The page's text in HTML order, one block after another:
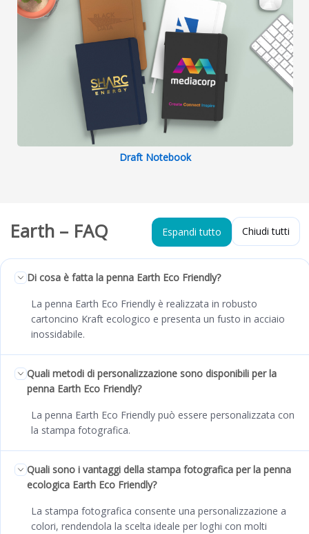
Draft Notebook
Earth – FAQ Espandi tutto Chiudi tutti
Di cosa è fatta la penna Earth Eco Friendly?
La penna Earth Eco Friendly è realizzata in robusto
cartoncino Kraft ecologico e presenta un fusto in acciaio
inossidabile.
Quali metodi di personalizzazione sono disponibili per la
penna Earth Eco Friendly?
La penna Earth Eco Friendly può essere personalizzata con
la stampa fotografica.
Quali sono i vantaggi della stampa fotografica per la penna
ecologica Earth Eco Friendly?
La stampa fotografica consente una personalizzazione a
colori, rendendola la scelta ideale per loghi con molti